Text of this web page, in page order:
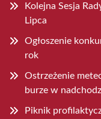
Kolejna Sesja
Lipca
Ogłoszenie
rok
Ostrzeżenie
burze w
Piknik